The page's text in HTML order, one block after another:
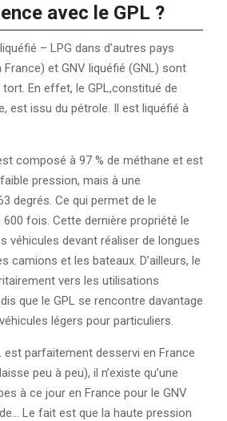
avec le GPL ?
– LPG dans d’autres pays
et GNV liquéfié (GNL) sont
En effet, le GPL,constitué de
est issu du pétrole. Il est liquéfié à
composé à 97 % de méthane et est
pression, mais à une
degrés. Ce qui permet de le
fois. Cette dernière propriété le
véhicules devant réaliser de longues
camions et les bateaux. D’ailleurs, le
vers les utilisations
que le GPL se rencontre davantage
légers pour particuliers.
est parfaitement desservi en France
peu à peu), il n’existe qu’une
à ce jour en France pour le GNV
Le fait est que la haute pression